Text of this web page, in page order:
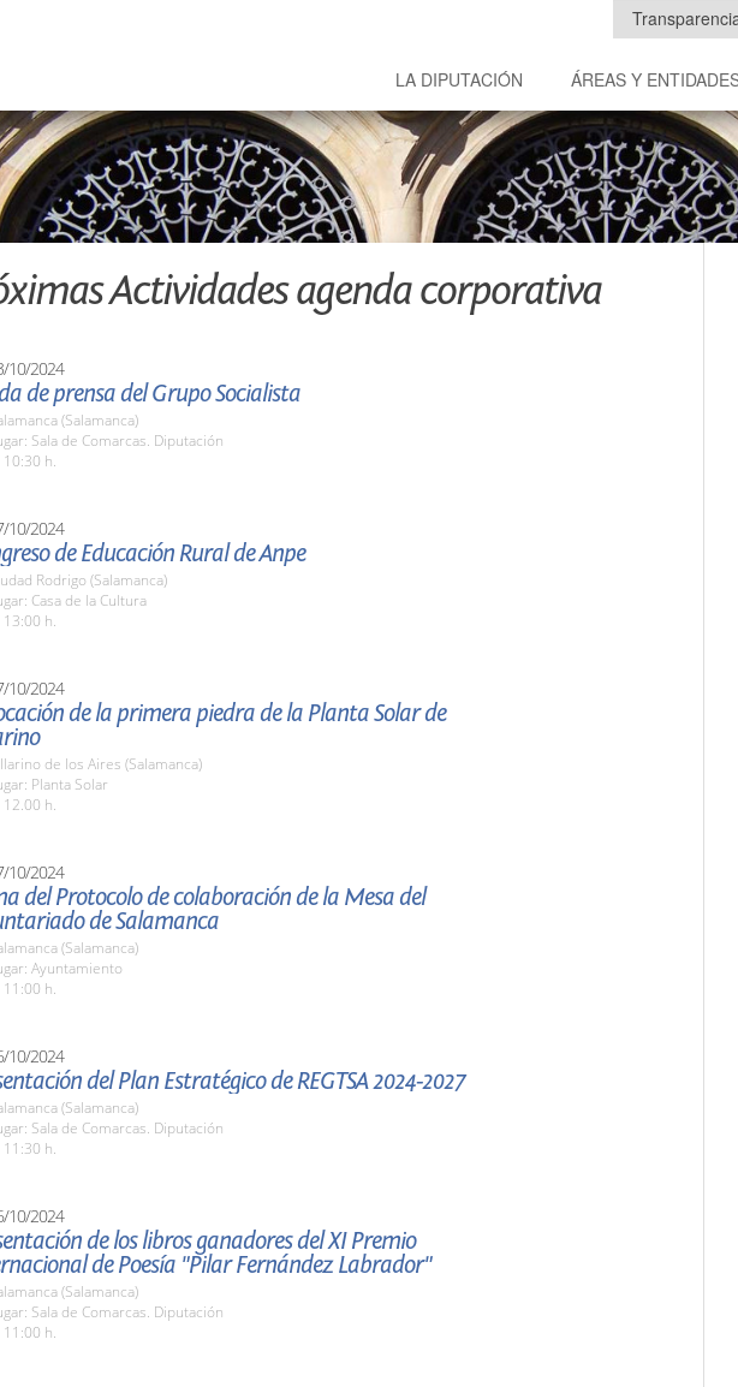
LA DIPUTACIÓN ÁREAS Y
Actividades agenda corporativa
10/2024
de prensa del Grupo Socialista
(Salamanca)
Sala de Comarcas. Diputación
10:30 h.
10/2024
de Educación Rural de Anpe
Rodrigo (Salamanca)
Casa de la Cultura
13:00 h.
10/2024
de la primera piedra de la Planta Solar de
de los Aires (Salamanca)
Planta Solar
12.00 h.
10/2024
del Protocolo de colaboración de la Mesa del
de Salamanca
(Salamanca)
Ayuntamiento
11:00 h.
10/2024
del Plan Estratégico de REGTSA 2024-2027
(Salamanca)
Sala de Comarcas. Diputación
11:30 h.
10/2024
de los libros ganadores del XI Premio
de Poesía "Pilar Fernández Labrador"
(Salamanca)
Sala de Comarcas. Diputación
11:00 h.